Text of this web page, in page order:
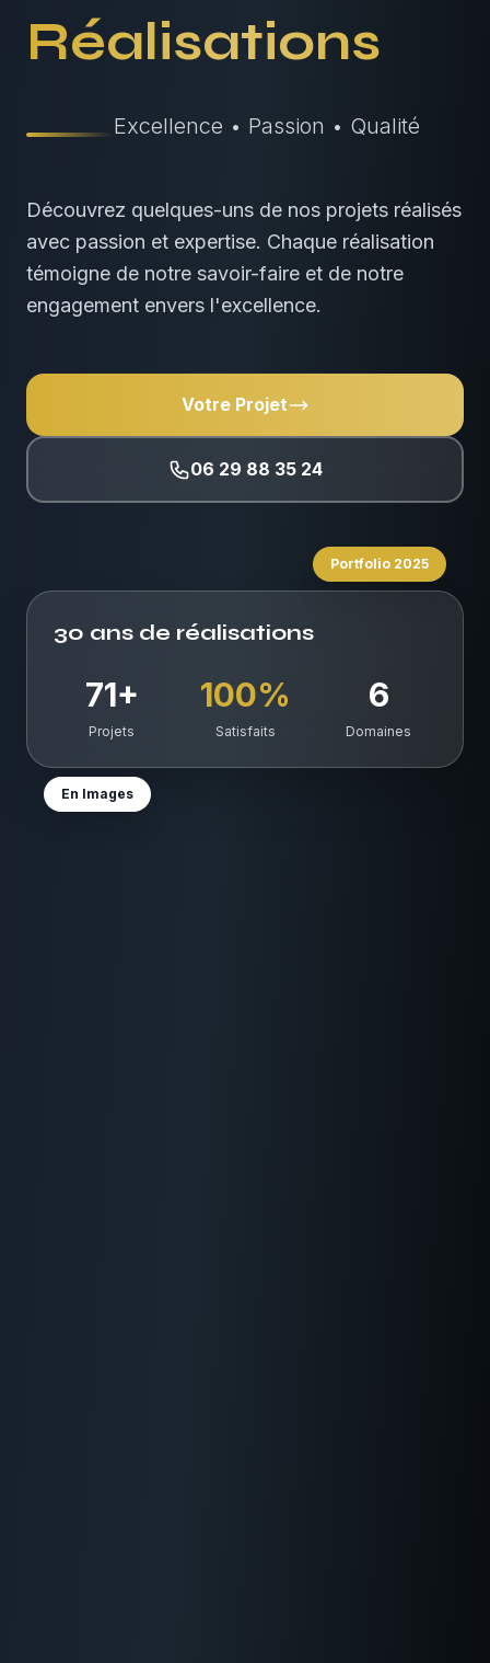
Réalisations
Excellence • Passion • Qualité
Découvrez quelques-uns de nos projets réalisés
avec passion et expertise. Chaque réalisation
témoigne de notre savoir-faire et de notre
engagement envers l'excellence.
Votre Projet
06 29 88 35 24
30 ans de réalisations
71+
Projets
100%
Satisfaits
6
Domaines
Portfolio 2025
En Images